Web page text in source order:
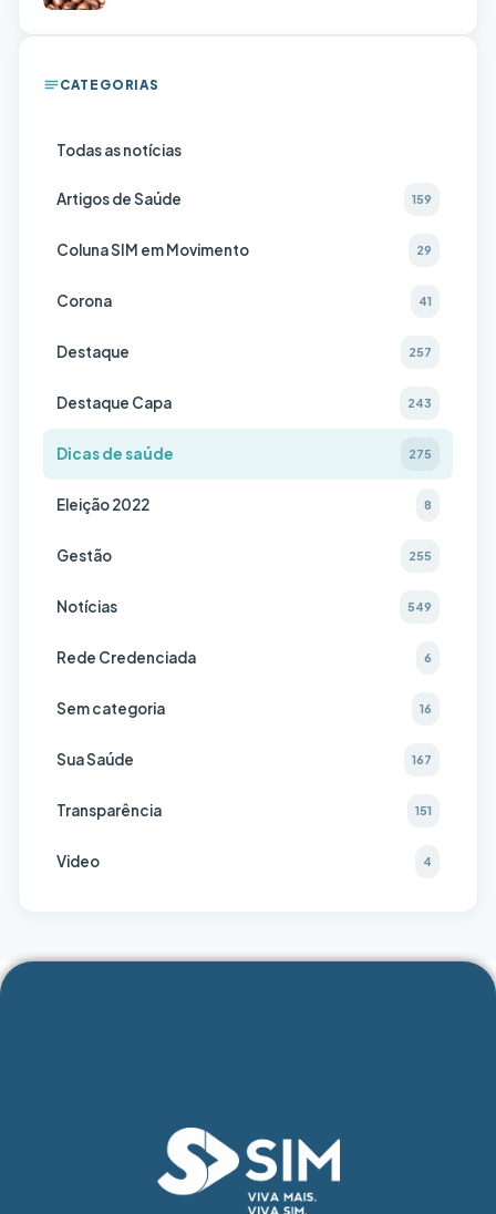
CATEGORIAS
Todas as notícias
Artigos de Saúde 159
Coluna SIM em Movimento 29
Corona 41
Destaque 257
Destaque Capa 243
Dicas de saúde 275
Eleição 2022 8
Gestão 255
Notícias 549
Rede Credenciada 6
Sem categoria 16
Sua Saúde 167
Transparência 151
Video 4